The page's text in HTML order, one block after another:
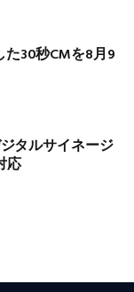
30秒CMを8月9
タルサイネージ
応